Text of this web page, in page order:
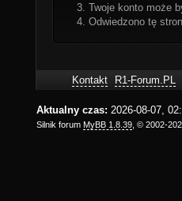
Twoje konto może
Odwiedzono tę
Kontakt R1-Forum.PL
Aktualny czas: 2026-08-07,
Silnik forum MyBB 1.8.39 , © 2002-